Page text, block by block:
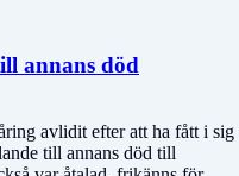
annans död
avlidit efter att ha fått i sig
till annans död till